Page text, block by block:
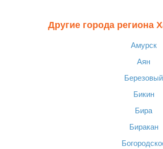
Другие города региона
Амурск
Аян
Березовый
Бикин
Бира
Биракан